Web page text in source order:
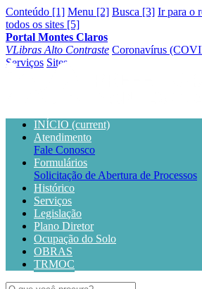
Conteúdo [1] Menu [2] Busca [3] Ir para o
todos os sites [5]
Portal Montes Claros
VLibras Alto Contraste Coronavírus
Serviços Sites
INÍCIO (current)
Atendimento
Fale Conosco
Formulários
Solicitação de Abertura de Processos
Histórico
Serviços
Legislação
Plano Diretor
Ocupação do Solo
OBRAS
TRMOC